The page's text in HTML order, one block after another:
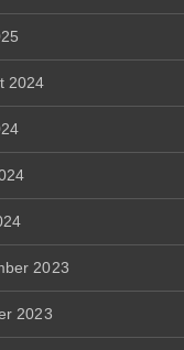
2024
2023
2023